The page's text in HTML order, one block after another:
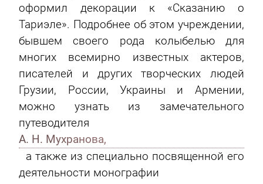
оформил декорации к «Сказанию о
Тариэле». Подробнее об этом учреждении,
бывшем своего рода колыбелью для
многих всемирно известных актеров,
писателей и других творческих людей
Грузии, России, Украины и Армении,
можно узнать из замечательного
путеводителя
А. Н. Мухранова,
а также из специально посвященной его
деятельности монографии